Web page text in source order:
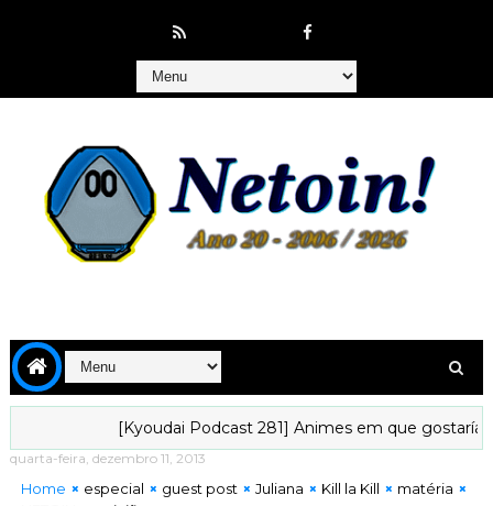
[Kyoudai Podcast 281] Animes em que gostaríamos de
quarta-feira, dezembro 11, 2013
Home especial guest post Juliana Kill la Kill
matéria